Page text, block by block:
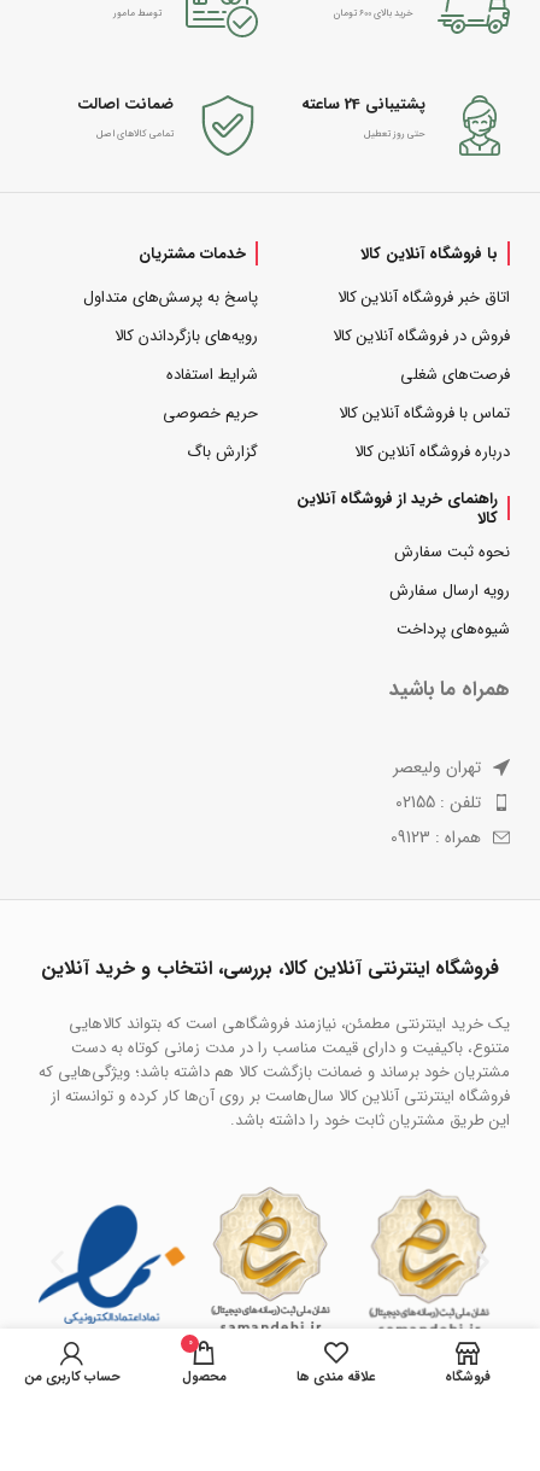
خرید بالای 600 تومان توسط مامور
پشتیبانی 24 ساعته
حتی روز تعطیل
ضمانت اصالت
تمامی کالاهای اصل
با فروشگاه آنلاین کالا
اتاق خبر فروشگاه آنلاین کالا
فروش در فروشگاه آنلاین کالا
فرصت‌های شغلی
تماس با فروشگاه آنلاین کالا
درباره فروشگاه آنلاین کالا
خدمات مشتریان
پاسخ به پرسش‌های متداول
رویه‌های بازگرداندن کالا
شرایط استفاده
حریم خصوصی
گزارش باگ
راهنمای خرید از فروشگاه آنلاین
کالا
نحوه ثبت سفارش
رویه ارسال سفارش
شیوه‌های پرداخت
همراه ما باشید
تهران ولیعصر
تلفن : 02155
همراه : 09123
فروشگاه اینترنتی آنلاین کالا، بررسی، انتخاب و خرید آنلاین
یک خرید اینترنتی مطمئن، نیازمند فروشگاهی است که بتواند کالاهایی
متنوع، باکیفیت و دارای قیمت مناسب را در مدت زمانی کوتاه به دست
مشتریان خود برساند و ضمانت بازگشت کالا هم داشته باشد؛ ویژگی‌هایی که
فروشگاه اینترنتی آنلاین کالا سال‌هاست بر روی آن‌ها کار کرده و توانسته از
این طریق مشتریان ثابت خود را داشته باشد.
فروشگاه علاقه مندی ها
0
محصول حساب کاربری من